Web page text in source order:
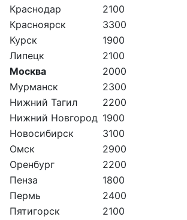
Краснодар
2100
Красноярск
3300
Курск
1900
Липецк
2100
Москва
2000
Мурманск
2300
Нижний Тагил
2200
Нижний Новгород 1900
Новосибирск
3100
Омск
2900
Оренбург
2200
Пенза
1800
Пермь
2400
Пятигорск
2100